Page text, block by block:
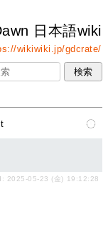
日本語wiki
wikiwiki.jp/gdcrate/
2025-05-23 (金) 19:12:28